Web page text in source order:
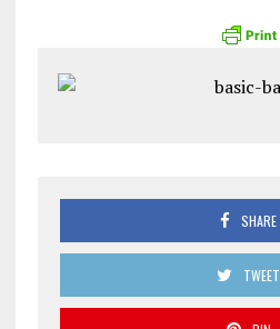
SHARE
TWEET